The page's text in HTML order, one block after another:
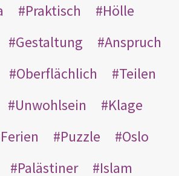
Praktisch
Hölle
Gestaltung
Anspruch
Oberflächlich
Teilen
Unwohlsein
Klage
Ferien Puzzle
Oslo
Palästiner
Islam